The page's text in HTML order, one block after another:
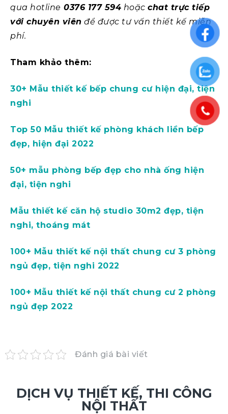
qua hotline 0376 177 594 hoặc chat trực tiếp
với chuyên viên để được tư vấn thiết kế miễn
phí.
Tham khảo thêm:
30+ Mẫu thiết kế bếp chung cư hiện đại, tiện
nghi
Top 50 Mẫu thiết kế phòng khách liền bếp
đẹp, hiện đại 2022
50+ mẫu phòng bếp đẹp cho nhà ống hiện
đại, tiện nghi
Mẫu thiết kế căn hộ studio 30m2 đẹp, tiện
nghi, thoáng mát
100+ Mẫu thiết kế nội thất chung cư 3 phòng
ngủ đẹp, tiện nghi 2022
100+ Mẫu thiết kế nội thất chung cư 2 phòng
ngủ đẹp 2022
Đánh giá bài viết
DỊCH VỤ THIẾT KẾ, THI CÔNG
NỘI THẤT